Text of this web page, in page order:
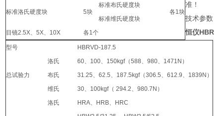
标准洛氏硬度块 5块
标准布氏硬度块
标准维氏硬度块
各1块
目镜2.5X、5X、10X 各1个
准！
技术参数
型号 HBRVD-187.5
总试验力
洛氏
60、100、150kgf（588、980、1471N）
布氏
31.25、62.5、187.5kgf（306.5、612.9、1839N）
维氏
30、100kgf（ 294.2、980.7N）
洛氏 HRA、HRB、HRC
恒仪HBR